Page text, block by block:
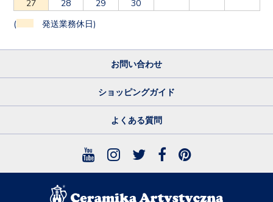
27
28 29 30
( 発送業務休日)
お問い合わせ
ショッピングガイド
よくある質問